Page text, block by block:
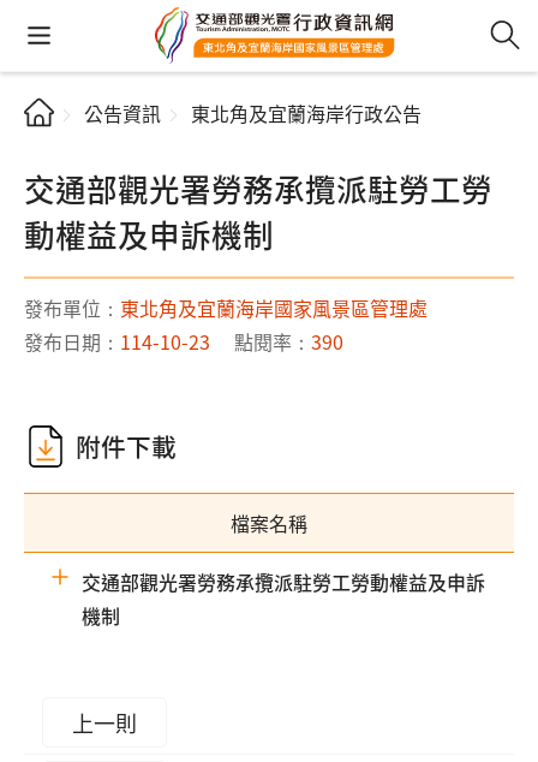
公告資訊 東北角及宜蘭海岸行政公告
交通部觀光署勞務承攬派駐勞工勞
動權益及申訴機制
發布單位： 東北角及宜蘭海岸國家風景區管理處
發布日期： 114-10-23 點閱率： 390
附件下載
檔案名稱
交通部觀光署勞務承攬派駐勞工勞動權益及申訴
機制
上一則